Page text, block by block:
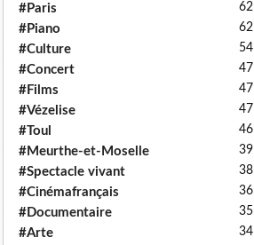
#Paris 62
#Piano 62
#Culture 54
#Concert 47
#Films 47
#Vézelise 47
#Toul 46
#Meurthe-et-Moselle 39
#Spectacle vivant 38
#Cinémafrançais 36
#Documentaire 35
#Arte 34